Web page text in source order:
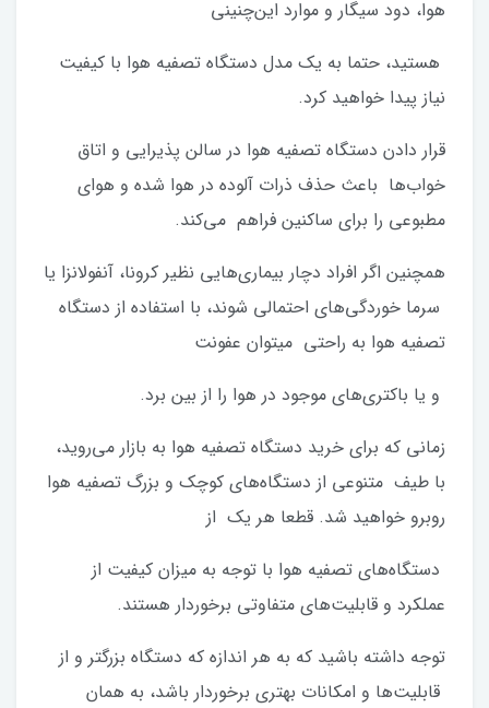
هوا، دود سیگار و موارد این‌چنینی
هستید، حتما به یک مدل دستگاه تصفیه هوا با کیفیت
نیاز پیدا خواهید کرد.
قرار دادن دستگاه تصفیه هوا در سالن پذیرایی و اتاق
خواب‌ها باعث حذف ذرات آلوده در هوا شده و هوای
مطبوعی را برای ساکنین فراهم می‌کند.
همچنین اگر افراد دچار بیماری‌هایی نظیر کرونا، آنفولانزا یا
سرما خوردگی‌های احتمالی شوند، با استفاده از دستگاه
تصفیه هوا به راحتی میتوان عفونت
و یا باکتری‌های موجود در هوا را از بین برد.
زمانی که برای خرید دستگاه تصفیه هوا به بازار می‌روید،
با طیف متنوعی از دستگاه‌های کوچک و بزرگ تصفیه هوا
روبرو خواهید شد. قطعا هر یک از
دستگاه‌های تصفیه هوا با توجه به میزان کیفیت از
عملکرد و قابلیت‌های متفاوتی برخوردار هستند.
توجه داشته باشید که به هر اندازه که دستگاه بزرگتر و از
قابلیت‌ها و امکانات بهتری برخوردار باشد، به همان